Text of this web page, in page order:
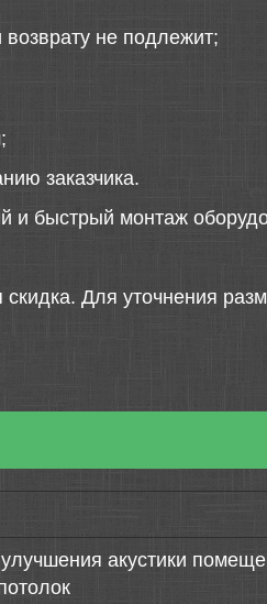
не подлежит;
заказчика.
быстрый монтаж
Для уточнения
акустики